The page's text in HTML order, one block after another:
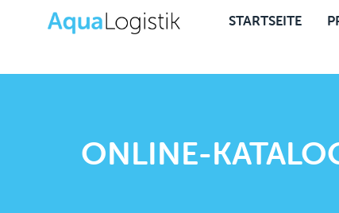
STARTSEITE
ONLINE-